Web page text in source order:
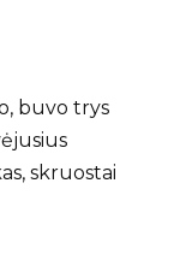
buvo trys
skruostai